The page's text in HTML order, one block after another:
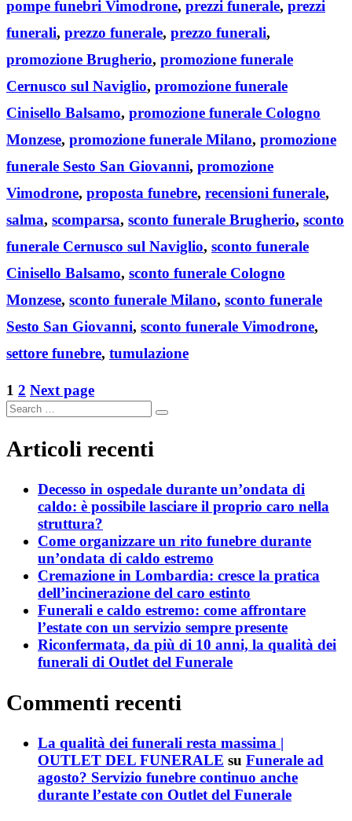
pompe funebri Vimodrone, prezzi funerale, prezzi
funerali, prezzo funerale, prezzo funerali,
promozione Brugherio, promozione funerale
Cernusco sul Naviglio, promozione funerale
Cinisello Balsamo, promozione funerale Cologno
Monzese, promozione funerale Milano, promozione
funerale Sesto San Giovanni, promozione
Vimodrone, proposta funebre, recensioni funerale,
salma, scomparsa, sconto funerale Brugherio, sconto
funerale Cernusco sul Naviglio, sconto funerale
Cinisello Balsamo, sconto funerale Cologno
Monzese, sconto funerale Milano, sconto funerale
Sesto San Giovanni, sconto funerale Vimodrone,
settore funebre, tumulazione
Paginazione
degli
articoli
Page
1 Page
2 Next page
Search
Search
Articoli recenti
Decesso in ospedale durante un’ondata di
caldo: è possibile lasciare il proprio caro nella
struttura?
Come organizzare un rito funebre durante
un’ondata di caldo estremo
Cremazione in Lombardia: cresce la pratica
dell’incinerazione del caro estinto
Funerali e caldo estremo: come affrontare
l’estate con un servizio sempre presente
Riconfermata, da più di 10 anni, la qualità dei
funerali di Outlet del Funerale
Commenti recenti
La qualità dei funerali resta massima |
OUTLET DEL FUNERALE su Funerale ad
agosto? Servizio funebre continuo anche
durante l’estate con Outlet del Funerale